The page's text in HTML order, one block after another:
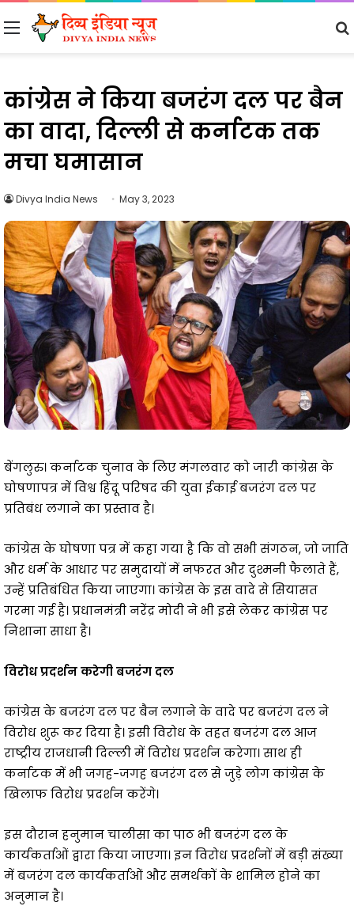
Menu
कांग्रेस ने किया बजरंग दल पर बैन
का वादा, दिल्ली से कर्नाटक तक
मचा घमासान
Divya India News May 3, 2023
बेंगलुरु। कर्नाटक चुनाव के लिए मंगलवार को जारी कांग्रेस के
घोषणापत्र में विश्व हिंदू परिषद की युवा ईकाई बजरंग दल पर
प्रतिबंध लगाने का प्रस्ताव है।
कांग्रेस के घोषणा पत्र में कहा गया है कि वो सभी संगठन, जो जाति
और धर्म के आधार पर समुदायों में नफरत और दुश्मनी फैलाते हैं,
उन्हें प्रतिबंधित किया जाएगा। कांग्रेस के इस वादे से सियासत
गरमा गई है। प्रधानमंत्री नरेंद्र मोदी ने भी इसे लेकर कांग्रेस पर
निशाना साधा है।
विरोध प्रदर्शन करेगी बजरंग दल
कांग्रेस के बजरंग दल पर बैन लगाने के वादे पर बजरंग दल ने
विरोध शुरू कर दिया है। इसी विरोध के तहत बजरंग दल आज
राष्ट्रीय राजधानी दिल्ली में विरोध प्रदर्शन करेगा। साथ ही
कर्नाटक में भी जगह-जगह बजरंग दल से जुड़े लोग कांग्रेस के
खिलाफ विरोध प्रदर्शन करेंगे।
इस दौरान हनुमान चालीसा का पाठ भी बजरंग दल के
कार्यकर्ताओं द्वारा किया जाएगा। इन विरोध प्रदर्शनों में बड़ी संख्या
में बजरंग दल कार्यकर्ताओं और समर्थकों के शामिल होने का
अनुमान है।